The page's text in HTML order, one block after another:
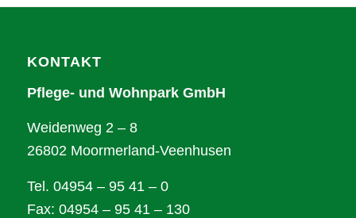
KONTAKT
Pflege- und Wohnpark GmbH
Weidenweg 2 – 8
26802 Moormerland-Veenhusen
Tel. 04954 – 95 41 – 0
Fax: 04954 – 95 41 – 130